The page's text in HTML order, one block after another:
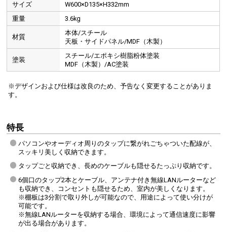
サイズ
W600×D135×H332mm
重量
3.6kg
材質
本体/スチール
天板・サイドパネル/MDF（木製）
塗装
スチール/エポキシ樹脂粉体塗装
MDF（木製）/AC塗装
※デザインおよび仕様は改良のため、予告なく変更することがありま
す。
特長
パソコンやオーディオ周りのタップに繋がれごちゃついた配線が、
スッキリ美しく収納できます。
タップごと収納でき、長めのケーブルも隠せるたっぷり収納です。
6個口のタップ2本とケーブル、アンテナ付き無線LANルーターなど
も収納でき、コンセントも隠せるため、室内が美しくなります。
※棚板は3分割で取り外しが可能なので、用途によって使い分けが
可能です。
※無線LANルーターを収納する場合、環境によって通信速度に影響
が出る場合があります。